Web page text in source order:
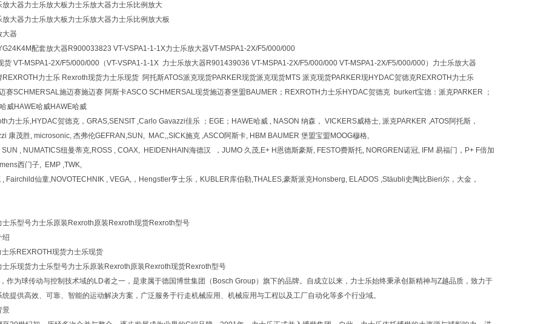
放大器力士乐放大板力士乐放大器力士乐比例放大
大器力士乐放大板力士乐放大器力士乐比例放大板
大器
配套放大器R900033823 VT-VSPA1-1-1X力士乐放大器VT-MSPA1-2X/F5/000/000
货 VT-MSPA1-2X/F5/000/000（VT-VSPA1-1-1X 力士乐放大器R901439036 VT-MSPA1-2X/F5/000/000 VT-MSPA1-2X/F5/000/000）力士乐放大器
力士乐 Rexroth现货力士乐现货 阿托斯ATOS派克现货PARKER现货派克现货MTS 派克现货PARKER现HYDAC贺德克REXROTH力士乐
赛SCHMERSAL施迈赛施迈赛 阿斯卡ASCO SCHMERSAL现货施迈赛堡盟BAUMER；REXROTH力士乐HYDAC贺德克 burkert宝德：派克PARKER ；
威HAWE哈威HAWE哈威
力士乐,HYDAC贺德克，GRAS,SENSIT ,Carlo Gavazzi佳乐 ；EGE；HAWE哈威 , NASON 纳森， VICKERS威格士, 派克PARKER ,ATOS阿托斯，
康茂胜, microsonic, 杰弗伦GEFRAN,SUN, MAC,,SICK施克 ,ASCO阿斯卡, HBM BAUMER 堡盟宝盟MOOG穆格,
, NUMATICS纽曼蒂克,ROSS , COAX, HEIDENHAIN海德汉 ，JUMO 久茂,E+ H恩德斯豪斯, FESTO费斯托, NORGREN诺冠, IFM 易福门，P+ F倍加
西门子, EMP ,TWK,
, Fairchild仙童,NOVOTECHNIK , VEGA,，Hengstler亨士乐，KUBLER库伯勒,THALES,豪斯派克Honsberg, ELADOS ,Stäubli史陶比Bieri尔，大金，
士乐型号力士乐原装Rexroth原装Rexroth现货Rexroth型号
绍
乐REXROTH现货力士乐现货
士乐现货力士乐型号力士乐原装Rexroth原装Rexroth现货Rexroth型号
作为球传动与控制技术域的LD者之一，是隶属于德国博世集团（Bosch Group）旗下的品牌。自成立以来，力士乐始终秉承创新精神与Z越品质，致力于
提供高效、可靠、智能的运动解决方案，广泛服务于行走机械应用、机械应用与工程以及工厂自动化等多个行业域。
景